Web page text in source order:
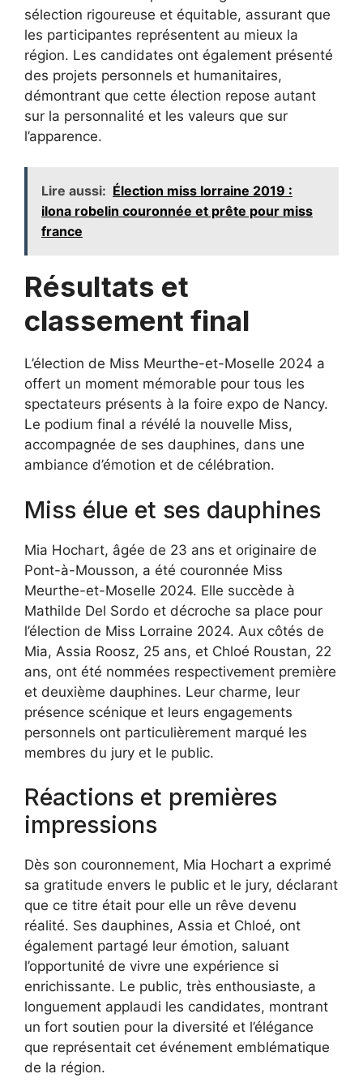
sélection rigoureuse et équitable, assurant que
les participantes représentent au mieux la
région. Les candidates ont également présenté
des projets personnels et humanitaires,
démontrant que cette élection repose autant
sur la personnalité et les valeurs que sur
l’apparence.
Lire aussi: Élection miss lorraine 2019 :
ilona robelin couronnée et prête pour miss
france
Résultats et
classement final
L’élection de Miss Meurthe-et-Moselle 2024 a
offert un moment mémorable pour tous les
spectateurs présents à la foire expo de Nancy.
Le podium final a révélé la nouvelle Miss,
accompagnée de ses dauphines, dans une
ambiance d’émotion et de célébration.
Miss élue et ses dauphines
Mia Hochart, âgée de 23 ans et originaire de
Pont-à-Mousson, a été couronnée Miss
Meurthe-et-Moselle 2024. Elle succède à
Mathilde Del Sordo et décroche sa place pour
l’élection de Miss Lorraine 2024. Aux côtés de
Mia, Assia Roosz, 25 ans, et Chloé Roustan, 22
ans, ont été nommées respectivement première
et deuxième dauphines. Leur charme, leur
présence scénique et leurs engagements
personnels ont particulièrement marqué les
membres du jury et le public.
Réactions et premières
impressions
Dès son couronnement, Mia Hochart a exprimé
sa gratitude envers le public et le jury, déclarant
que ce titre était pour elle un rêve devenu
réalité. Ses dauphines, Assia et Chloé, ont
également partagé leur émotion, saluant
l’opportunité de vivre une expérience si
enrichissante. Le public, très enthousiaste, a
longuement applaudi les candidates, montrant
un fort soutien pour la diversité et l’élégance
que représentait cet événement emblématique
de la région.